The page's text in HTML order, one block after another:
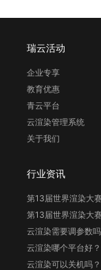
瑞云活动
企业专享
教育优惠
青云平台
云渲染管理系统
关于我们
行业资讯
云渲染需要调参数
云渲染哪个平台好